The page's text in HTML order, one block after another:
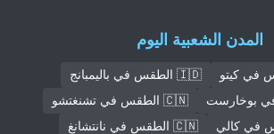
المدن الشعبية اليوم
🇮🇩 الطقس في باليمبانج
🇨🇳 الطقس في تشنغتشو
🇨🇳 الطقس في نانتشانغ